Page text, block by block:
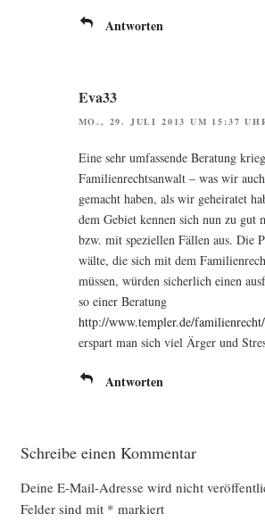
Antworten
Eva33
MO., 29. JULI 2013 UM 15:37
Eine sehr umfas­sen­de Bera­tung
Fami­li­en­rechts­an­walt – was wir
gemacht haben, als wir gehei­ra­tet
dem Gebiet ken­nen sich nun zu gut
bzw. mit spe­zi­el­len Fäl­len aus. Die
wäl­te, die sich mit dem
müs­sen, wür­den sicher­lich einen
so einer Bera­tung
http://www.templer.de/
erspart man sich viel Ärger und
Antworten
Schreibe einen Kommentar
Deine E-Mail-Adresse wird nicht
Felder sind mit * markiert